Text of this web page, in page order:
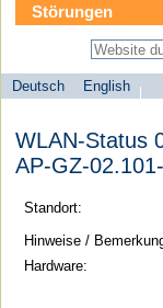
Störungen
Sprachauswahl
Deutsch
English
Universität
zu
Berlin
Computer-
WLAN-Status
AP-GZ-
Standort:
Hinweise /
Hardware: